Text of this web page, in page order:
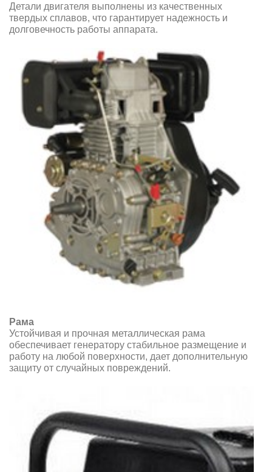
Детали двигателя выполнены из качественных
твердых сплавов, что гарантирует надежность и
долговечность работы аппарата.
Рама
Устойчивая и прочная металлическая рама
обеспечивает генератору стабильное размещение и
работу на любой поверхности, дает дополнительную
защиту от случайных повреждений.